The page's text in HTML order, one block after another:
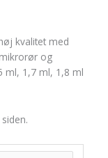
kvalitet med
og
ml, 1,7 ml, 1,8 ml